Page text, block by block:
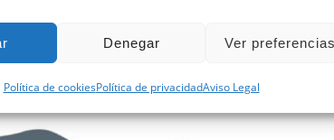
Denegar Ver
Política de cookiesPolítica de privacidadAviso Legal